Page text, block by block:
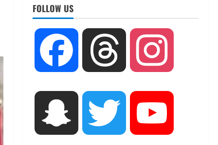
FOLLOW US
Facebook Threads
Snapchat Twitter
UTTARAKHAND NEWS
तीलू रौतेली पुरस्कार के लिए 13
वीरांगनाओं का चयन : रेखा आर्या
August 6, 2026
UTTARAKHAND NEWS
मिस उत्तराखंड 2026 के सब-कॉन्टेस्ट
‘मिस ब्यूटीफुल आइज़’ एवं ‘मिस
ब्यूटीफुल हेयर’ का आयोजन